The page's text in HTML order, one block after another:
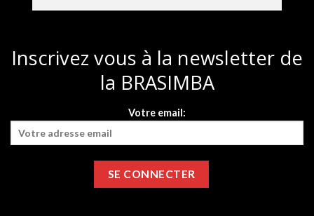
Inscrivez vous à la newsletter de
la BRASIMBA
Votre email: